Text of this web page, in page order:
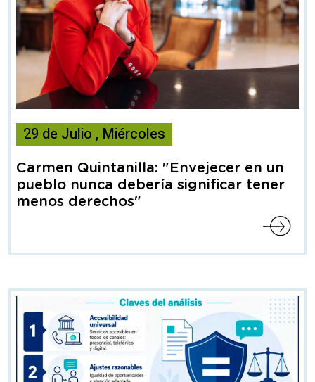
noticia
Articulo
29 de Julio , Miércoles
Carmen Quintanilla: "Envejecer en un
pueblo nunca debería significar tener
menos derechos"